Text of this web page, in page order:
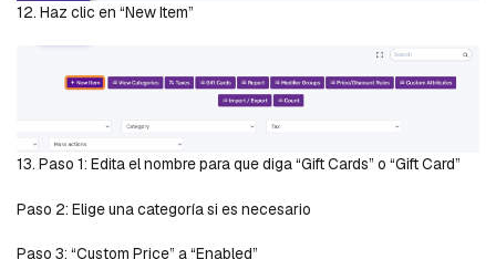
12. Haz clic en “New Item”
13. Paso 1: Edita el nombre para que diga “Gift Cards” o “Gift Card”
Paso 2: Elige una categoría si es necesario
Paso 3: “Custom Price” a “Enabled”